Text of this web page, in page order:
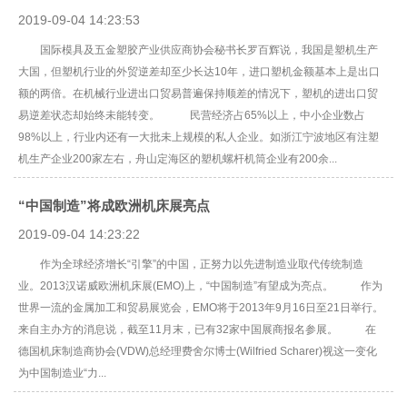
2019-09-04 14:23:53
国际模具及五金塑胶产业供应商协会秘书长罗百辉说，我国是塑机生产
大国，但塑机行业的外贸逆差却至少长达10年，进口塑机金额基本上是出口
额的两倍。在机械行业进出口贸易普遍保持顺差的情况下，塑机的进出口贸
易逆差状态却始终未能转变。 民营经济占65%以上，中小企业数占
98%以上，行业内还有一大批未上规模的私人企业。如浙江宁波地区有注塑
机生产企业200家左右，舟山定海区的塑机螺杆机筒企业有200余...
“中国制造”将成欧洲机床展亮点
2019-09-04 14:23:22
作为全球经济增长“引擎”的中国，正努力以先进制造业取代传统制造
业。2013汉诺威欧洲机床展(EMO)上，“中国制造”有望成为亮点。 作为
世界一流的金属加工和贸易展览会，EMO将于2013年9月16日至21日举行。
来自主办方的消息说，截至11月末，已有32家中国展商报名参展。 在
德国机床制造商协会(VDW)总经理费舍尔博士(Wilfried Scharer)视这一变化
为中国制造业“力...